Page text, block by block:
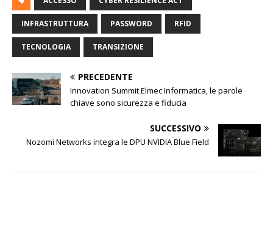
INFRASTRUTTURA PASSWORD RFID
TECNOLOGIA TRANSIZIONE
PRECEDENTE
Innovation Summit Elmec Informatica, le parole
chiave sono sicurezza e fiducia
SUCCESSIVO
Nozomi Networks integra le DPU NVIDIA Blue Field